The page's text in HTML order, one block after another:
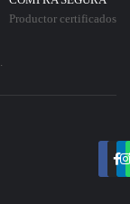
Productor certificados